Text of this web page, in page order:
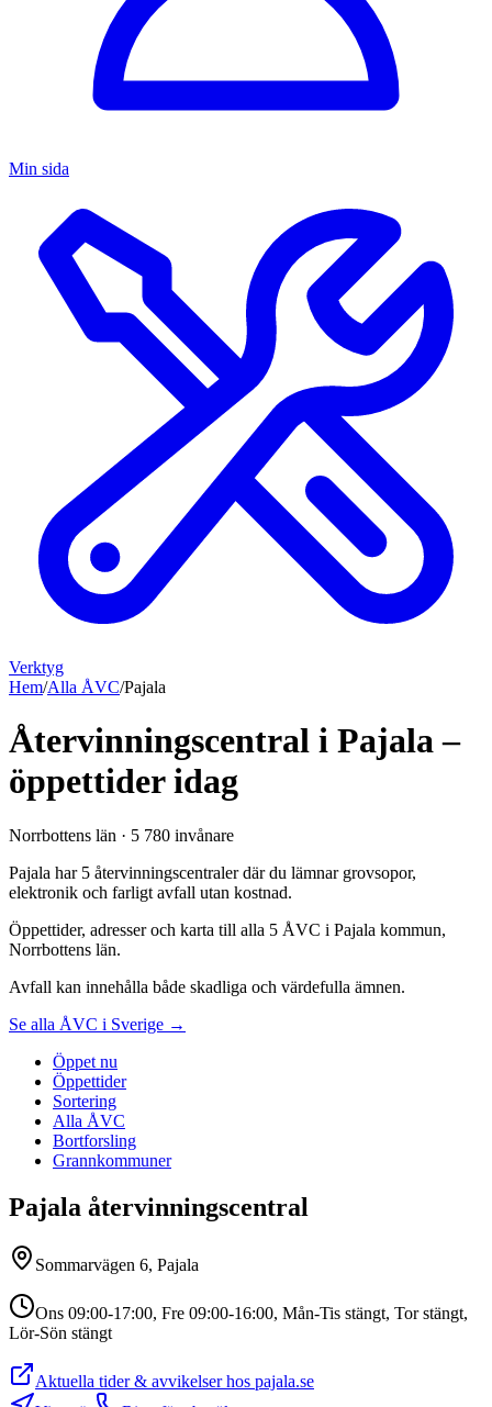
Min sida
Verktyg
Hem/Alla ÅVC/Pajala
Återvinningscentral i Pajala –
öppettider idag
Norrbottens län · 5 780 invånare
Pajala har 5 återvinningscentraler där du lämnar grovsopor,
elektronik och farligt avfall utan kostnad.
Öppettider, adresser och karta till alla 5 ÅVC i Pajala kommun,
Norrbottens län.
Avfall kan innehålla både skadliga och värdefulla ämnen.
Se alla ÅVC i Sverige →
Öppet nu
Öppettider
Sortering
Alla ÅVC
Bortforsling
Grannkommuner
Pajala återvinningscentral
Sommarvägen 6, Pajala
Ons 09:00-17:00, Fre 09:00-16:00, Mån-Tis stängt, Tor stängt,
Lör-Sön stängt
Aktuella tider & avvikelser hos pajala.se